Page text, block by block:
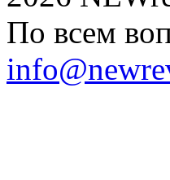
По всем